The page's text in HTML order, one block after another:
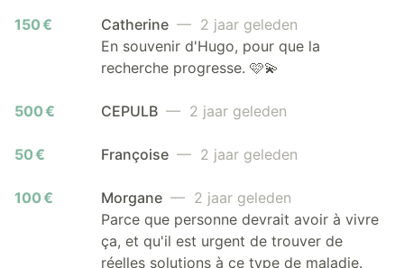
150 € Catherine — 2 jaar geleden
En souvenir d'Hugo, pour que la
recherche progresse. 🩷💫
500 € CEPULB — 2 jaar geleden
50 € Françoise — 2 jaar geleden
100 € Morgane — 2 jaar geleden
Parce que personne devrait avoir à vivre
ça, et qu'il est urgent de trouver de
réelles solutions à ce type de maladie.